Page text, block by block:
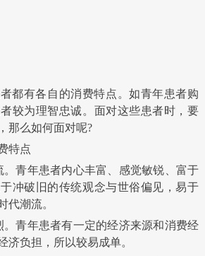
有各自的消费特点。如青年患者购
较为理智忠诚。面对这些患者时，要
那么如何面对呢?
特点
青年患者内心丰富、感觉敏锐、富于
冲破旧的传统观念与世俗偏见，易于
代潮流。
青年患者有一定的经济来源和消费经
济负担，所以较易成单。